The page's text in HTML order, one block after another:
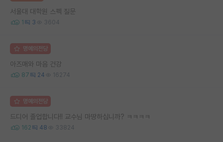
서울대 대학원 스펙 질문
1 3 3604
명예의전당
아즈매와 마음 건강
87 24 16274
명예의전당
드디어 졸업합니다!! 교수님 마땅하십니까? ㅋㅋㅋㅋ
162 48 33824